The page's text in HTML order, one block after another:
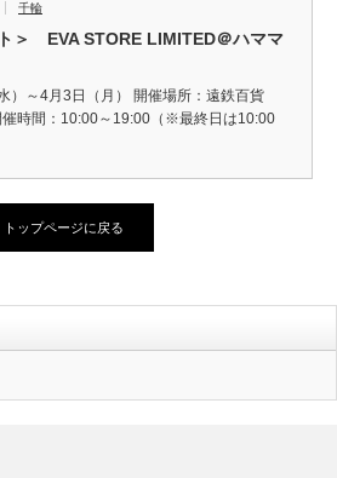
千輪
＞ EVA STORE LIMITED＠ハママ
）～4月3日（月） 開催場所：遠鉄百貨
時間：10:00～19:00（※最終日は10:00
トップページに戻る